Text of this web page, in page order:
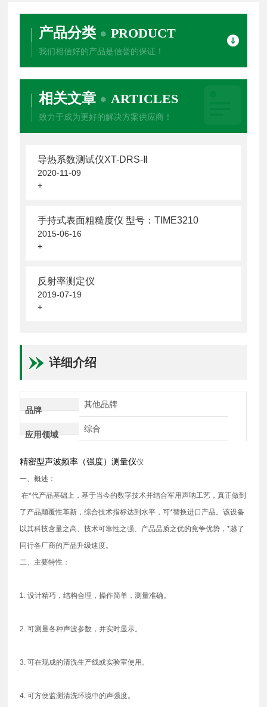
产品分类 PRODUCT
我们相信好的产品是信誉的保证！
相关文章 ARTICLES
致力于成为更好的解决方案供应商！
导热系数测试仪XT-DRS-Ⅱ
2020-11-09
+
手持式表面粗糙度仪 型号：TIME3210
2015-06-16
+
反射率测定仪
2019-07-19
+
详细介绍
品牌
其他品牌
应用领域
综合
精密型声波频率（强度）测量仪仪
一、概述：
在*代产品基础上，基于当今的数字技术并结合军用声呐工艺，真正做到
了产品颠覆性革新，综合技术指标达到水平，可*替换进口产品。该设备
以其科技含量之高、技术可靠性之强、产品品质之优的竞争优势，*越了
同行各厂商的产品升级速度。
二、主要特性：
1. 设计精巧，结构合理，操作简单，测量准确。
2. 可测量各种声波参数，并实时显示。
3. 可在现成的清洗生产线或实验室使用。
4. 可方便监测清洗环境中的声强度。